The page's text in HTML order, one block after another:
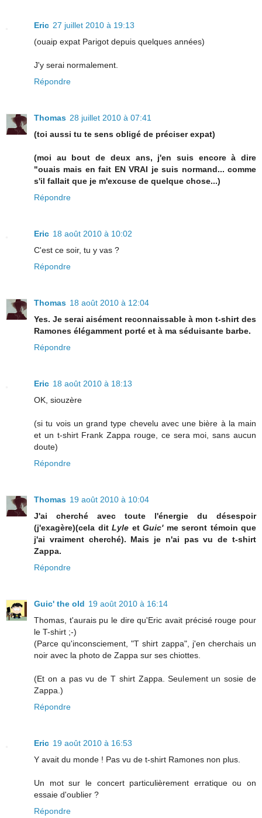
Eric 27 juillet 2010 à 19:13
(ouaip expat Parigot depuis quelques années)
J'y serai normalement.
Répondre
Thomas 28 juillet 2010 à 07:41
(toi aussi tu te sens obligé de préciser expat)
(moi au bout de deux ans, j'en suis encore à dire
"ouais mais en fait EN VRAI je suis normand... comme
s'il fallait que je m'excuse de quelque chose...)
Répondre
Eric 18 août 2010 à 10:02
C'est ce soir, tu y vas ?
Répondre
Thomas 18 août 2010 à 12:04
Yes. Je serai aisément reconnaissable à mon t-shirt des
Ramones élégamment porté et à ma séduisante barbe.
Répondre
Eric 18 août 2010 à 18:13
OK, siouzère
(si tu vois un grand type chevelu avec une bière à la main
et un t-shirt Frank Zappa rouge, ce sera moi, sans aucun
doute)
Répondre
Thomas 19 août 2010 à 10:04
J'ai cherché avec toute l'énergie du désespoir
(j'exagère)(cela dit Lyle et Guic'me seront témoin que
j'ai vraiment cherché). Mais je n'ai pas vu de t-shirt
Zappa.
Répondre
Guic' the old 19 août 2010 à 16:14
Thomas, t'aurais pu le dire qu'Eric avait précisé rouge pour
le T-shirt ;-)
(Parce qu'inconsciement, "T shirt zappa", j'en cherchais un
noir avec la photo de Zappa sur ses chiottes.
(Et on a pas vu de T shirt Zappa. Seulement un sosie de
Zappa.)
Répondre
Eric 19 août 2010 à 16:53
Y avait du monde ! Pas vu de t-shirt Ramones non plus.
Un mot sur le concert particulièrement erratique ou on
essaie d'oublier ?
Répondre